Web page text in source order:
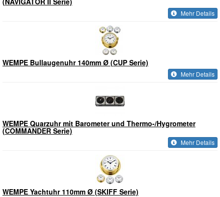
Mehr Details
WEMPE Bullaugenuhr 140mm Ø (CUP Serie)
Mehr Details
WEMPE Quarzuhr mit Barometer und Thermo-/Hygrometer
(COMMANDER Serie)
Mehr Details
WEMPE Yachtuhr 110mm Ø (SKIFF Serie)